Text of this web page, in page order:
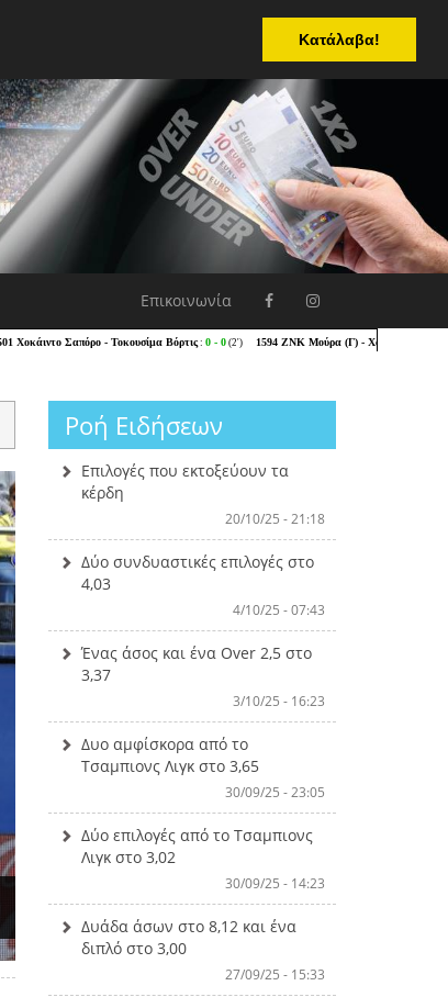
Κατάλαβα!
Επικοινωνία
Ροή Ειδήσεων
Επιλογές που εκτοξεύουν τα
κέρδη
20/10/25 - 21:18
Δύο συνδυαστικές επιλογές στο
4,03
4/10/25 - 07:43
Ένας άσος και ένα Over 2,5 στο
3,37
3/10/25 - 16:23
Δυο αμφίσκορα από το
Τσαμπιονς Λιγκ στο 3,65
30/09/25 - 23:05
Δύο επιλογές από το Τσαμπιονς
Λιγκ στο 3,02
30/09/25 - 14:23
Δυάδα άσων στο 8,12 και ένα
διπλό στο 3,00
27/09/25 - 15:33